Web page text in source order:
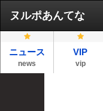
ヌルポあんてな
ニュース
news
VIP
vip